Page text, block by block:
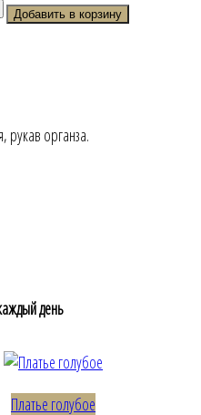
рукав органза.
день
Платье голубое